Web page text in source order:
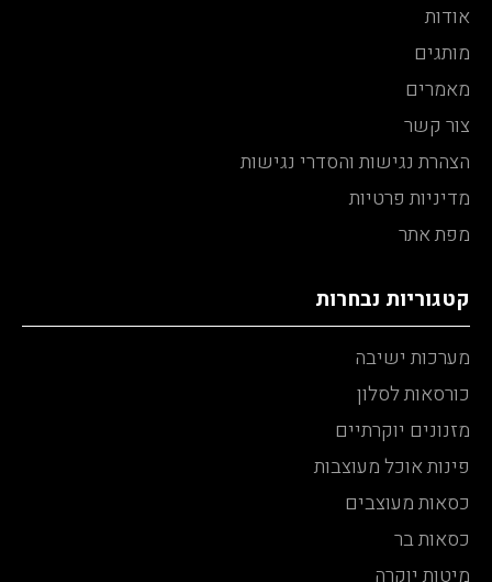
אודות
מותגים
מאמרים
צור קשר
הצהרת נגישות והסדרי נגישות
מדיניות פרטיות
מפת אתר
קטגוריות נבחרות
מערכות ישיבה
כורסאות לסלון
מזנונים יוקרתיים
פינות אוכל מעוצבות
כסאות מעוצבים
כסאות בר
מיטות יוקרה